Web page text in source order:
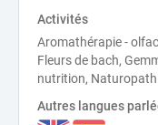
Activités
Aromathérapie -
Fleurs de bach,
nutrition,
Autres langues